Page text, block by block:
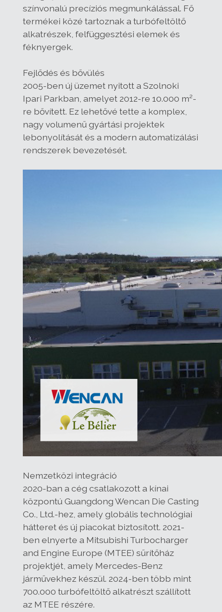
színvonalú precíziós megmunkálással. Fő
termékei közé tartoznak a turbófeltöltő
alkatrészek, felfüggesztési elemek és
féknyergek.
Fejlődés és bővülés
2005-ben új üzemet nyitott a Szolnoki
Ipari Parkban, amelyet 2012-re 10.000 m²-
re bővített. Ez lehetővé tette a komplex,
nagy volumenű gyártási projektek
lebonyolítását és a modern automatizálási
rendszerek bevezetését.
Nemzetközi integráció
2020-ban a cég csatlakozott a kínai
központú Guangdong Wencan Die Casting
Co., Ltd.-hez, amely globális technológiai
hátteret és új piacokat biztosított. 2021-
ben elnyerte a Mitsubishi Turbocharger
and Engine Europe (MTEE) sűrítőház
projektjét, amely Mercedes-Benz
járművekhez készül. 2024-ben több mint
700.000 turbófeltöltő alkatrészt szállított
az MTEE részére.